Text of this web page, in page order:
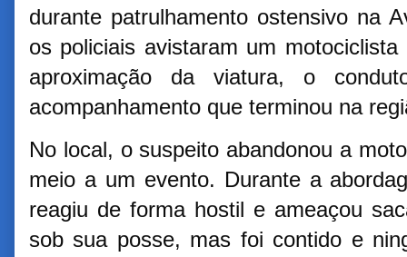
durante patrulhamento ostensivo na
os policiais avistaram um
aproximação da viatura, o
acompanhamento que terminou na
No local, o suspeito abandonou a
meio a um evento. Durante a
reagiu de forma hostil e ameaçou
sob sua posse, mas foi contido e